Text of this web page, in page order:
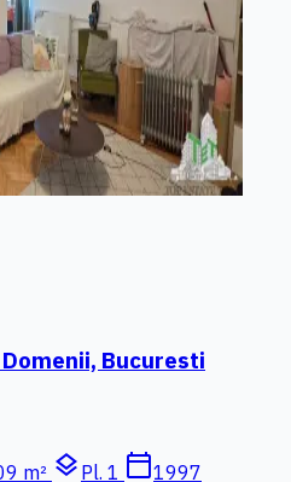
Bucuresti
m² layers Pl. 1 calendar_today1997